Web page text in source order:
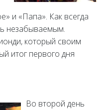
и «Папа». Как всегда
незабываемым.
который своим
итог первого дня
Во второй день